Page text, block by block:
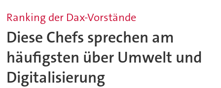
Ranking der Dax-Vorstände
Diese Chefs sprechen am
häufigsten über Umwelt und
Digitalisierung